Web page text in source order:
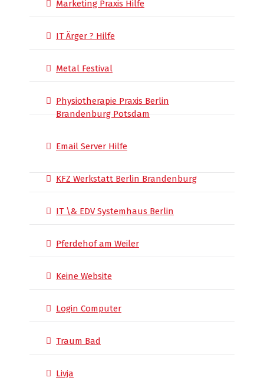
Marketing Praxis Hilfe
IT Ärger ? Hilfe
Metal Festival
Physiotherapie Praxis Berlin
Brandenburg Potsdam
Email Server Hilfe
KFZ Werkstatt Berlin Brandenburg
IT \& EDV Systemhaus Berlin
Pferdehof am Weiler
Keine Website
Login Computer
Traum Bad
Livja